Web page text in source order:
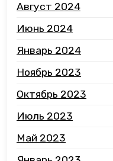
Август 2024
Июнь 2024
Январь 2024
Ноябрь 2023
Октябрь 2023
Июль 2023
Май 2023